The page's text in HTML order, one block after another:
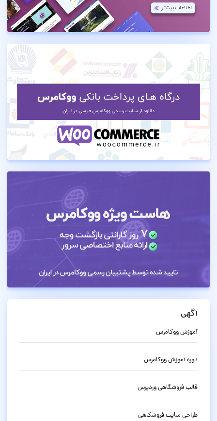
آگهی
آموزش ووکامرس
دوره آموزش ووکامرس
قالب فروشگاهی وردپرس
طراحی سایت فروشگاهی